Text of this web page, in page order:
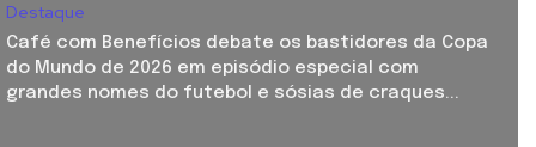
Destaque
Café com Benefícios debate os bastidores da Copa
do Mundo de 2026 em episódio especial com
grandes nomes do futebol e sósias de craques...